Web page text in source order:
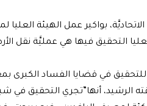
بواكير عمل الهيئة العليا
التحقيق فيها هي عمليَّة نقل
للتحقيق في قضايا الفساد
الرشيد، أنها”تجري التحقيق في